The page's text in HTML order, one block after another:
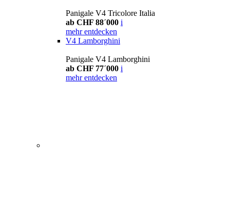
Panigale V4 Tricolore Italia
ab CHF 88´000 i
mehr entdecken
V4 Lamborghini
Panigale V4 Lamborghini
ab CHF 77´000 i
mehr entdecken